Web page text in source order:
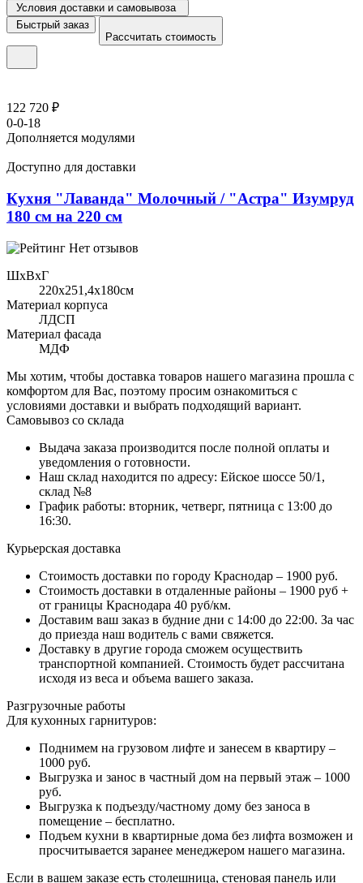
Условия доставки и самовывоза
Быстрый заказ
Рассчитать стоимость
122 720 ₽
0-0-18
Дополняется модулями
Доступно для доставки
Кухня "Лаванда" Молочный / "Астра" Изумруд
180 см на 220 см
Нет отзывов
ШхВхГ
220x251,4х180см
Материал корпуса
ЛДСП
Материал фасада
МДФ
Мы хотим, чтобы доставка товаров нашего магазина прошла с
комфортом для Вас, поэтому просим ознакомиться с
условиями доставки и выбрать подходящий вариант.
Самовывоз со склада
Выдача заказа производится после полной оплаты и
уведомления о готовности.
Наш склад находится по адресу: Ейское шоссе 50/1,
склад №8
График работы: вторник, четверг, пятница с 13:00 до
16:30.
Курьерская доставка
Стоимость доставки по городу Краснодар – 1900 руб.
Стоимость доставки в отдаленные районы – 1900 руб +
от границы Краснодара 40 руб/км.
Доставим ваш заказ в будние дни с 14:00 до 22:00. За час
до приезда наш водитель с вами свяжется.
Доставку в другие города сможем осуществить
транспортной компанией. Стоимость будет рассчитана
исходя из веса и объема вашего заказа.
Разгрузочные работы
Для кухонных гарнитуров:
Поднимем на грузовом лифте и занесем в квартиру –
1000 руб.
Выгрузка и занос в частный дом на первый этаж – 1000
руб.
Выгрузка к подъезду/частному дому без заноса в
помещение – бесплатно.
Подъем кухни в квартирные дома без лифта возможен и
просчитывается заранее менеджером нашего магазина.
Если в вашем заказе есть столешница, стеновая панель или